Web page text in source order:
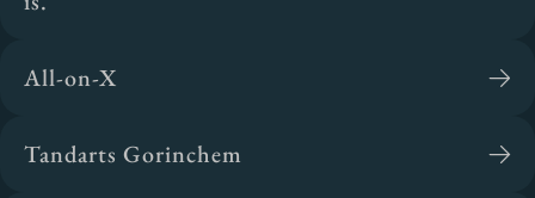
All-on-X
Tandarts Gorinchem